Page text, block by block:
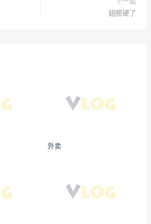
下一篇
翅膀硬了
外卖